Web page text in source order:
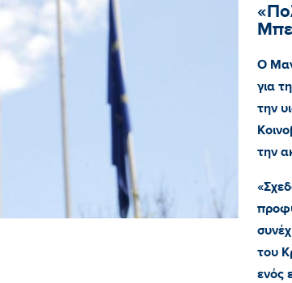
Ο
για
την
την
του
ενός